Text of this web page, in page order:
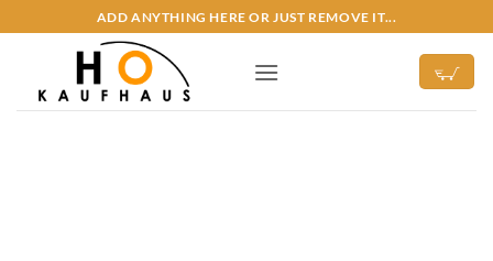
Inhalt
ADD ANYTHING HERE OR JUST REMOVE IT...